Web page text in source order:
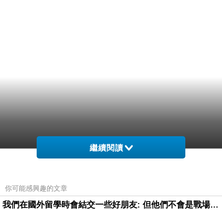
繼續閱讀
你可能感興趣的文章
我們在國外留學時會結交一些好朋友: 但他們不會是戰場上的朋友